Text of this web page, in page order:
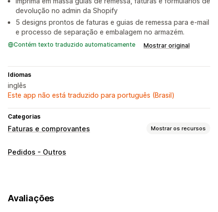
devolução no admin da Shopify
5 designs prontos de faturas e guias de remessa para e-mail
e processo de separação e embalagem no armazém.
Contém texto traduzido automaticamente Mostrar original
Idiomas
inglês
Este app não está traduzido para português (Brasil)
Categorias
Faturas e comprovantes Mostrar os recursos
Tipos de documento
Cor e fonte
Branding
Pedidos - Outros
Avaliações